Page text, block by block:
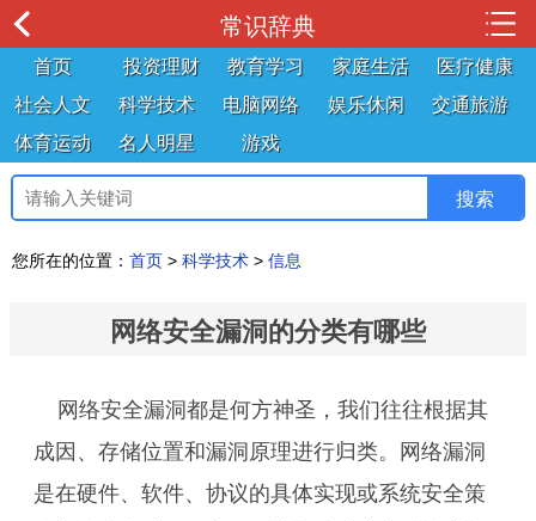
常识辞典
首页 投资理财 教育学习 家庭生活
医疗健康
社会人文
科学技术 电脑网络 娱乐休闲
交通旅游
体育运动
名人明星 游戏
您所在的位置： 首页 > 科学技术 > 信息
网络安全漏洞的分类有哪些
网络安全漏洞都是何方神圣，我们往往根据其
成因、存储位置和漏洞原理进行归类。网络漏洞
是在硬件、软件、协议的具体实现或系统安全策